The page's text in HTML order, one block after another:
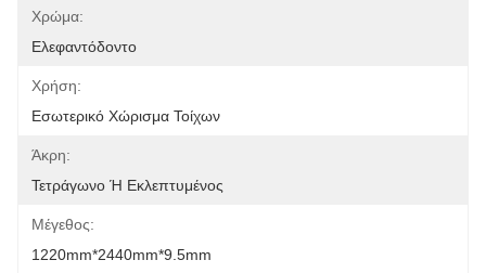
Χρώμα:
Ελεφαντόδοντο
Χρήση:
Εσωτερικό Χώρισμα Τοίχων
Άκρη:
Τετράγωνο Ή Εκλεπτυμένος
Μέγεθος:
1220mm*2440mm*9.5mm